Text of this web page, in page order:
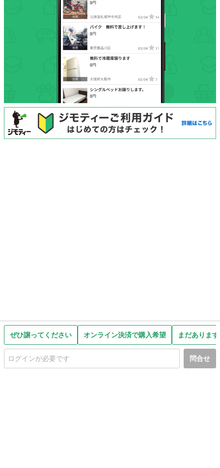
ぜひ譲ってください オンライン決済で購入希望 まだありま
問合せ